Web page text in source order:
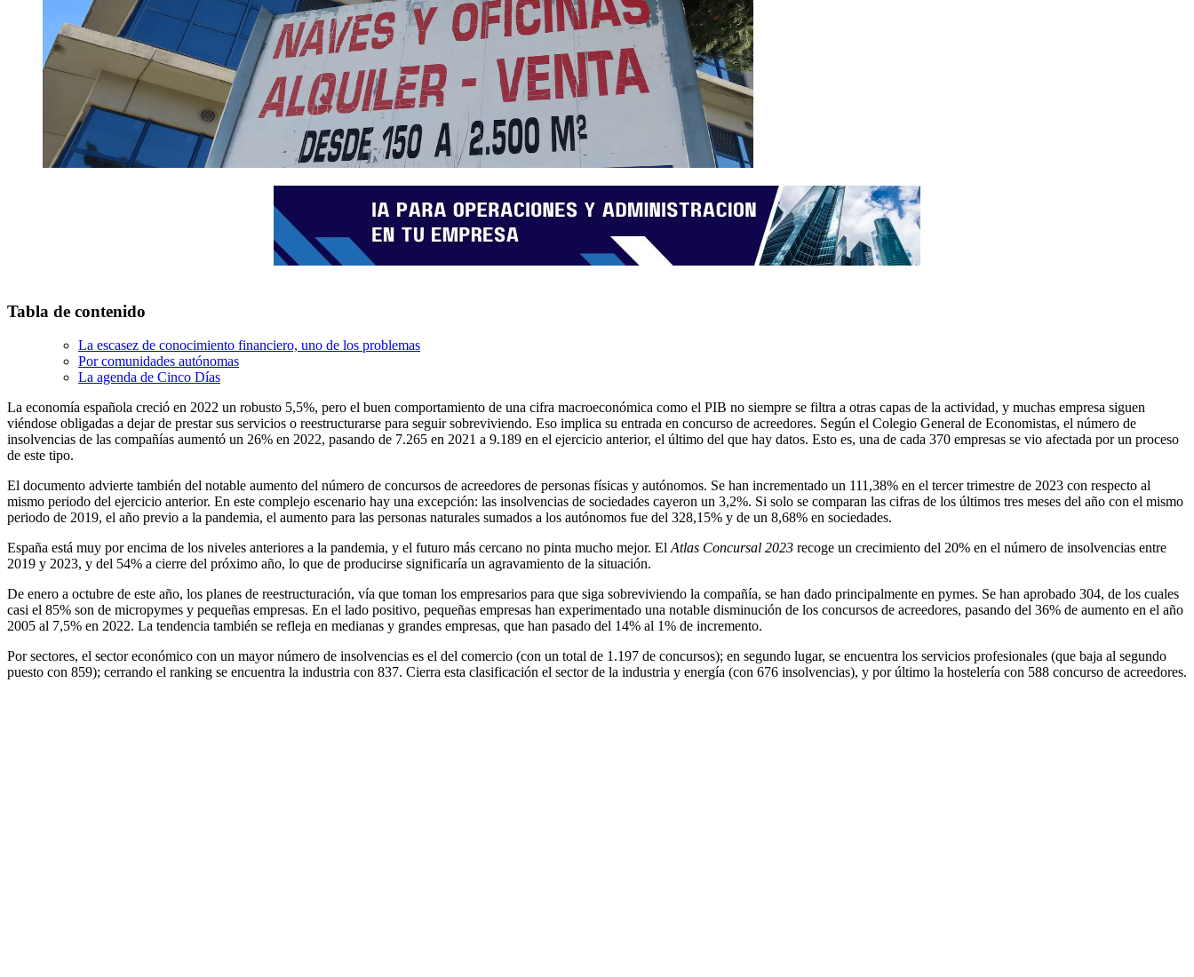
Tabla de contenido
La escasez de conocimiento financiero, uno de los problemas
Por comunidades autónomas
La agenda de Cinco Días
La economía española creció en 2022 un robusto 5,5%, pero el buen comportamiento de una cifra macroeconómica como el PIB no siempre se filtra a otras capas de la actividad, y muchas empresa siguen
viéndose obligadas a dejar de prestar sus servicios o reestructurarse para seguir sobreviviendo. Eso implica su entrada en concurso de acreedores. Según el Colegio General de Economistas, el número de
insolvencias de las compañías aumentó un 26% en 2022, pasando de 7.265 en 2021 a 9.189 en el ejercicio anterior, el último del que hay datos. Esto es, una de cada 370 empresas se vio afectada por un proceso
de este tipo.
El documento advierte también del notable aumento del número de concursos de acreedores de personas físicas y autónomos. Se han incrementado un 111,38% en el tercer trimestre de 2023 con respecto al
mismo periodo del ejercicio anterior. En este complejo escenario hay una excepción: las insolvencias de sociedades cayeron un 3,2%. Si solo se comparan las cifras de los últimos tres meses del año con el mismo
periodo de 2019, el año previo a la pandemia, el aumento para las personas naturales sumados a los autónomos fue del 328,15% y de un 8,68% en sociedades.
España está muy por encima de los niveles anteriores a la pandemia, y el futuro más cercano no pinta mucho mejor. El Atlas Concursal 2023 recoge un crecimiento del 20% en el número de insolvencias entre
2019 y 2023, y del 54% a cierre del próximo año, lo que de producirse significaría un agravamiento de la situación.
De enero a octubre de este año, los planes de reestructuración, vía que toman los empresarios para que siga sobreviviendo la compañía, se han dado principalmente en pymes. Se han aprobado 304, de los cuales
casi el 85% son de micropymes y pequeñas empresas. En el lado positivo, pequeñas empresas han experimentado una notable disminución de los concursos de acreedores, pasando del 36% de aumento en el año
2005 al 7,5% en 2022. La tendencia también se refleja en medianas y grandes empresas, que han pasado del 14% al 1% de incremento.
Por sectores, el sector económico con un mayor número de insolvencias es el del comercio (con un total de 1.197 de concursos); en segundo lugar, se encuentra los servicios profesionales (que baja al segundo
puesto con 859); cerrando el ranking se encuentra la industria con 837. Cierra esta clasificación el sector de la industria y energía (con 676 insolvencias), y por último la hostelería con 588 concurso de acreedores.